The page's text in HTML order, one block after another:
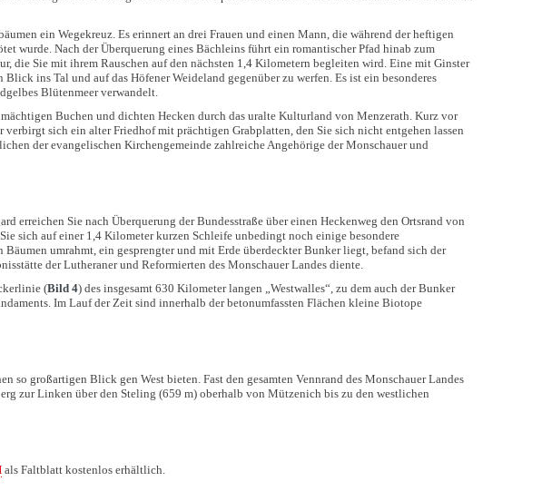
ein Wegekreuz. Es erinnert an drei Frauen und einen Mann, die während der heftigen
wurde. Nach der Überquerung eines Bächleins führt ein romantischer Pfad hinab zum
die Sie mit ihrem Rauschen auf den nächsten 1,4 Kilometern begleiten wird. Eine mit Ginster
ins Tal und auf das Höfener Weideland gegenüber zu werfen. Es ist ein besonderes
Blütenmeer verwandelt.
Buchen und dichten Hecken durch das uralte Kulturland von Menzerath. Kurz vor
sich ein alter Friedhof mit prächtigen Grabplatten, den Sie sich nicht entgehen lassen
der evangelischen Kirchengemeinde zahlreiche Angehörige der Monschauer und
erreichen Sie nach Überquerung der Bundesstraße über einen Heckenweg den Ortsrand von
sich auf einer 1,4 Kilometer kurzen Schleife unbedingt noch einige besondere
umrahmt, ein gesprengter und mit Erde überdeckter Bunker liegt, befand sich der
der Lutheraner und Reformierten des Monschauer Landes diente.
(Bild 4) des insgesamt 630 Kilometer langen „Westwalles“, zu dem auch der Bunker
Im Lauf der Zeit sind innerhalb der betonumfassten Flächen kleine Biotope
so großartigen Blick gen West bieten. Fast den gesamten Vennrand des Monschauer Landes
zur Linken über den Steling (659 m) oberhalb von Mützenich bis zu den westlichen
als Faltblatt kostenlos erhältlich.